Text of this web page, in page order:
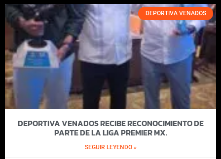
DEPORTIVA VENADOS
DEPORTIVA VENADOS RECIBE RECONOCIMIENTO DE
PARTE DE LA LIGA PREMIER MX.
SEGUIR LEYENDO »